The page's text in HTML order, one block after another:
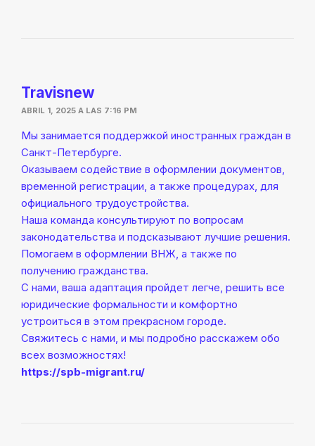
Travisnew
ABRIL 1, 2025 A LAS 7:16 PM
Мы занимается поддержкой иностранных граждан в
Санкт-Петербурге.
Оказываем содействие в оформлении документов,
временной регистрации, а также процедурах, для
официального трудоустройства.
Наша команда консультируют по вопросам
законодательства и подсказывают лучшие решения.
Помогаем в оформлении ВНЖ, а также по
получению гражданства.
С нами, ваша адаптация пройдет легче, решить все
юридические формальности и комфортно
устроиться в этом прекрасном городе.
Свяжитесь с нами, и мы подробно расскажем обо
всех возможностях!
https://spb-migrant.ru/